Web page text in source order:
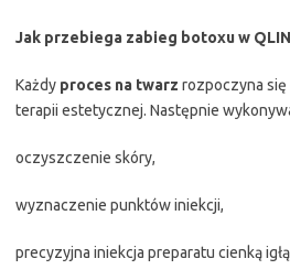
Jak przebiega zabieg botoxu w
Każdy proces na twarz rozpoczyna
terapii estetycznej. Następnie
oczyszczenie skóry,
wyznaczenie punktów iniekcji,
precyzyjna iniekcja preparatu cienką